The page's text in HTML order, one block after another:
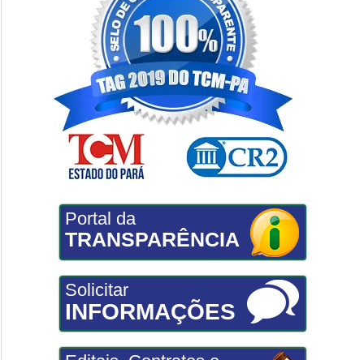
Portal da
TRANSPARÊNCIA
Solicitar
INFORMAÇÕES